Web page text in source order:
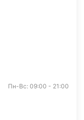
Пн-Вс: 09:00 - 21:00